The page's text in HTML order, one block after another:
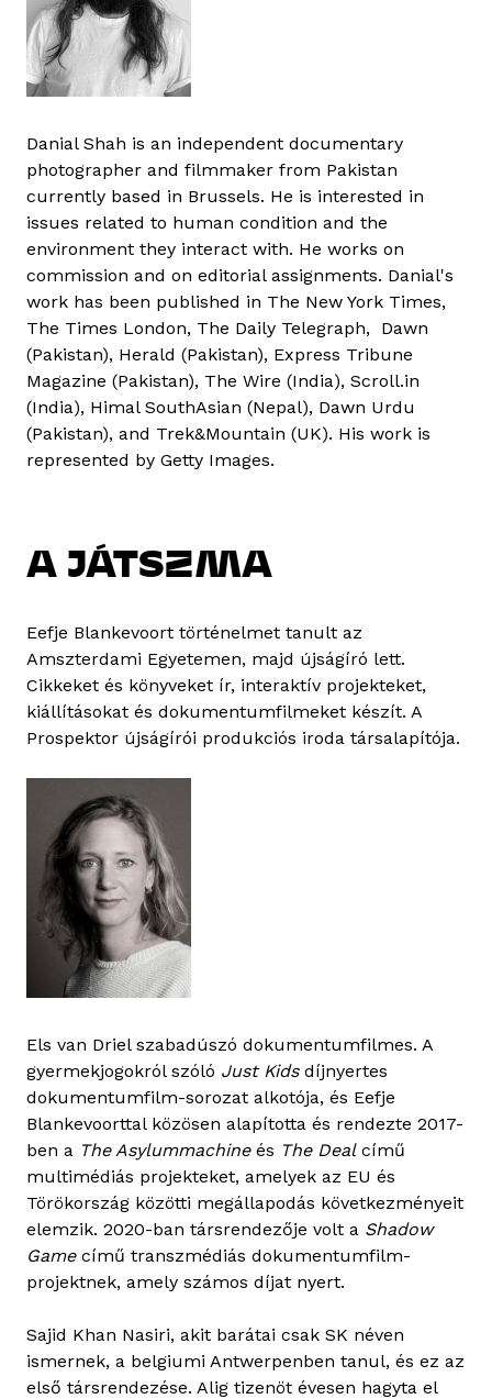
Danial Shah is an independent documentary
photographer and filmmaker from Pakistan
currently based in Brussels. He is interested in
issues related to human condition and the
environment they interact with. He works on
commission and on editorial assignments. Danial's
work has been published in The New York Times,
The Times London, The Daily Telegraph, Dawn
(Pakistan), Herald (Pakistan), Express Tribune
Magazine (Pakistan), The Wire (India), Scroll.in
(India), Himal SouthAsian (Nepal), Dawn Urdu
(Pakistan), and Trek&Mountain (UK). His work is
represented by Getty Images.
A JÁTSZMA
Eefje Blankevoort történelmet tanult az
Amszterdami Egyetemen, majd újságíró lett.
Cikkeket és könyveket ír, interaktív projekteket,
kiállításokat és dokumentumfilmeket készít. A
Prospektor újságírói produkciós iroda társalapítója.
Els van Driel szabadúszó dokumentumfilmes. A
gyermekjogokról szóló Just Kidsdíjnyertes
dokumentumfilm-sorozat alkotója, és Eefje
Blankevoorttal közösen alapította és rendezte 2017-
ben a The Asylummachineés The Dealcímű
multimédiás projekteket, amelyek az EU és
Törökország közötti megállapodás következményeit
elemzik. 2020-ban társrendezője volt a Shadow
Gamecímű transzmédiás dokumentumfilm-
projektnek, amely számos díjat nyert.
Sajid Khan Nasiri, akit barátai csak SK néven
ismernek, a belgiumi Antwerpenben tanul, és ez az
első társrendezése. Alig tizenöt évesen hagyta el